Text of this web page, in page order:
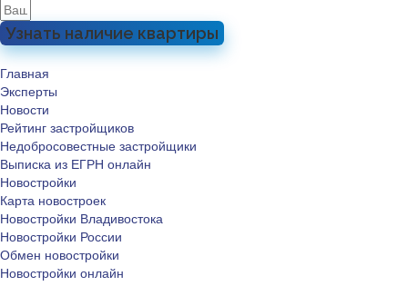
Узнать наличие квартиры
Главная
Эксперты
Новости
Рейтинг застройщиков
Недобросовестные застройщики
Выписка из ЕГРН онлайн
Новостройки
Карта новостроек
Новостройки Владивостока
Новостройки России
Обмен новостройки
Новостройки онлайн